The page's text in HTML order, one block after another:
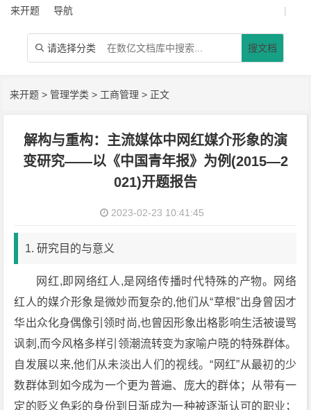
来开题 导航 |
 请选择分类 搜文档
来开题 >管理学类 > 工商管理 > 正文
解构与重构：主流媒体中网红媒介形象的演
变研究——以《中国青年报》为例(2015—2
021)开题报告
2023-02-23 10:41:45
1. 研究目的与意义
网红,即网络红人,是网络传播时代特殊的产物。网络
红人的媒介形象是微妙而复杂的,他们从“草根”出身曾因才
华出众化身偶像引领时尚,也曾因形象出格影响生活被谩骂
讽刺,而今风格多样引领潮流转变为家喻户晓的特殊群体。
自发展以来,他们从未淡出人们的视线。“网红”从最初的少
数群体到如今成为一个更为普遍、庞大的群体；从带有一
定的贬义色彩的身份到日渐成为一种被逐渐认可的职业；